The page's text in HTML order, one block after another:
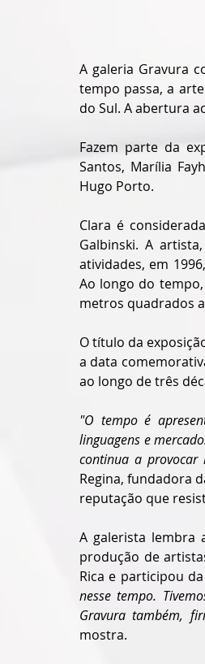
A galeria Gravura
tempo passa, a
do Sul. A abertura
Fazem parte da
Santos, Marília
Hugo Porto.
Clara é
Galbinski. A
atividades, em
Ao longo do
metros quadrados
O título da
a data
ao longo de três
"O tempo é
linguagens e
continua a
Regina, fundadora
reputação que
A galerista lembra
produção de
Rica e participou
nesse tempo.
Gravura também,
mostra.